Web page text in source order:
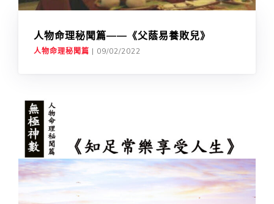
人物命理秘聞篇——《父蔭易養敗兒》
人物命理秘聞篇 | 09/02/2022